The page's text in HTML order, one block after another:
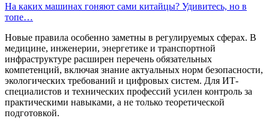
На каких машинах гоняют сами китайцы? Удивитесь, но в
топе…
Новые правила особенно заметны в регулируемых сферах. В
медицине, инженерии, энергетике и транспортной
инфраструктуре расширен перечень обязательных
компетенций, включая знание актуальных норм безопасности,
экологических требований и цифровых систем. Для ИТ-
специалистов и технических профессий усилен контроль за
практическими навыками, а не только теоретической
подготовкой.